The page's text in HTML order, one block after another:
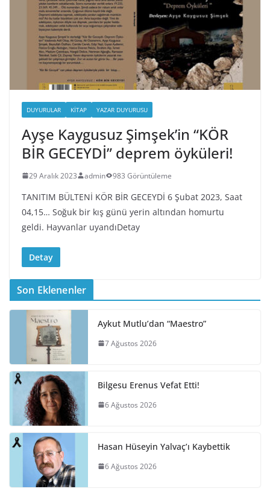
DUYURULAR KITAP YAZAR DUYURUSU
Ayşe Kaygusuz Şimşek’in “KÖR
BİR GECEYDİ” deprem öyküleri!
29 Aralık 2023 admin 983 Görüntüleme
TANITIM BÜLTENİ KÖR BİR GECEYDİ 6 Şubat 2023, Saat
04,15… Soğuk bir kış günü yerin altından homurtu
geldi. Hayvanlar uyandıDetay
Detay
Son Eklenenler
Aykut Mutlu’dan “Maestro”
7 Ağustos 2026
Bilgesu Erenus Vefat Etti!
6 Ağustos 2026
Hasan Hüseyin Yalvaç’ı Kaybettik
6 Ağustos 2026